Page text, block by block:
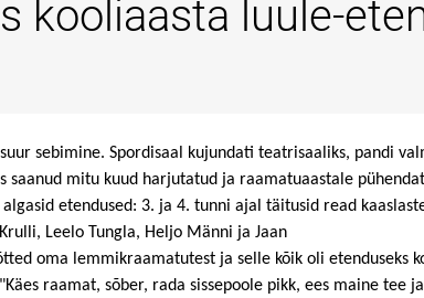
kooliaasta luule-
sebimine. Spordisaal kujundati teatrisaaliks, pandi
saanud mitu kuud harjutatud ja raamatuaastale
etendused: 3. ja 4. tunni ajal täitusid read
Leelo Tungla, Heljo Männi ja Jaan
oma lemmikraamatutest ja selle kõik oli etenduseks
raamat, sõber, rada sissepoole pikk, ees maine tee